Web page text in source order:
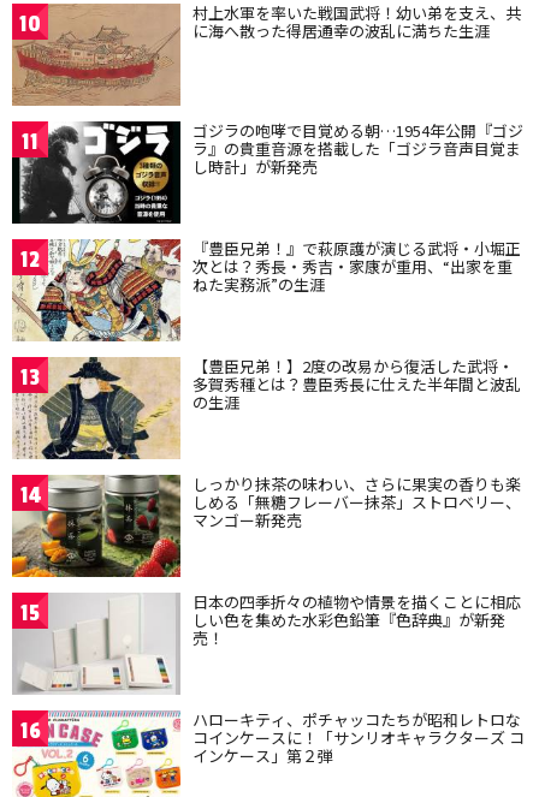
10 村上水軍を率いた戦国武将！幼い弟を支え、共
に海へ散った得居通幸の波乱に満ちた生涯
11 ゴジラの咆哮で目覚める朝…1954年公開『ゴジ
ラ』の貴重音源を搭載した「ゴジラ音声目覚ま
し時計」が新発売
12 『豊臣兄弟！』で萩原護が演じる武将・小堀正
次とは？秀長・秀吉・家康が重用、“出家を重
ねた実務派”の生涯
13 【豊臣兄弟！】2度の改易から復活した武将・
多賀秀種とは？豊臣秀長に仕えた半年間と波乱
の生涯
14 しっかり抹茶の味わい、さらに果実の香りも楽
しめる「無糖フレーバー抹茶」ストロベリー、
マンゴー新発売
15 日本の四季折々の植物や情景を描くことに相応
しい色を集めた水彩色鉛筆『色辞典』が新発
売！
16 ハローキティ、ポチャッコたちが昭和レトロな
コインケースに！「サンリオキャラクターズ コ
インケース」第２弾